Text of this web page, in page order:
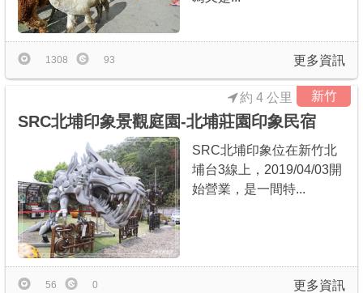
更多資訊
1308 93
新竹
SRC北埔印象景觀庭園-北埔莊園印象民宿
約 4 公里
SRC北埔印象位在新竹北
埔台3線上，2019/04/03開
始營業，是一間特...
更多資訊
56 0